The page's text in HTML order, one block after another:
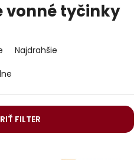
vonné tyčinky
Najdrahšie
FILTER